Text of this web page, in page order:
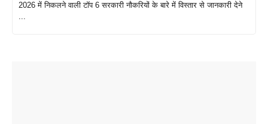
2026 में निकलने वाली टॉप 6 सरकारी नौकरियों के बारे में विस्तार से जानकारी देने
...